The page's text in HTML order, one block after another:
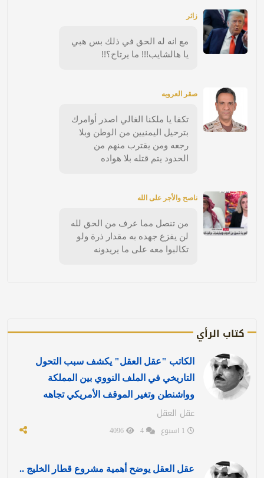
زائر
مع انه له الحق في ذلك بس هبي
يا هالشايب!!! ما يرتاح؟!!
صقر العروبه
تكفا يا ملكنا الغالي اصدر أوامرك
بترحيل اليمنيين من الوطن وبلا
رجعه ومن يقترب منهم من
الحدود يتم قتله بلا هواده
ناصح والأجر على الله
من تنصل مما عرف من الحق لله
لن يفزع جهده به مقدار ذرة ولو
تكالبوا معه على ما يريدونه
كتاب الرأي
الكاتب "عقل العقل" يكشف سبب التحول
التاريخي في الملف النووي بين المملكة
وواشنطن وتغير الموقف الأمريكي تجاهه
عقل العقل
عقل العقل يوضح أهمية مشروع قطار الخليج ..